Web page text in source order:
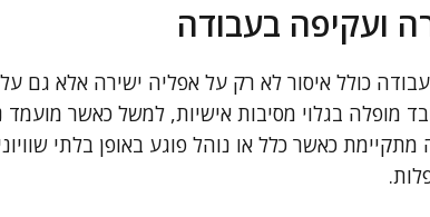
ועקיפה בעבודה
בעבודה כולל איסור לא רק על אפליה ישירה אלא גם
מופלה בגלוי מסיבות אישיות, למשל כאשר
כאשר כלל או נוהל פוגע באופן בלתי